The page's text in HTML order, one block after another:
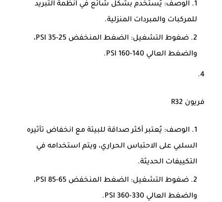
الوصف: يُستخدم بشكل شائع في أنظمة التبريد
للمركبات والمبردات المنزلية.
ضغوط التشغيل
: الضغط المنخفض 25-35 PSI،
والضغط العالي 140-160 PSI.
فريون R32
الوصف: يُعتبر أكثر صداقة للبيئة مع انخفاض تأثيره
السلبي على الاحتباس الحراري، ويتم استخدامه في
التكييفات الحديثة.
ضغوط التشغيل
: الضغط المنخفض 65-85 PSI،
والضغط العالي 330-360 PSI.